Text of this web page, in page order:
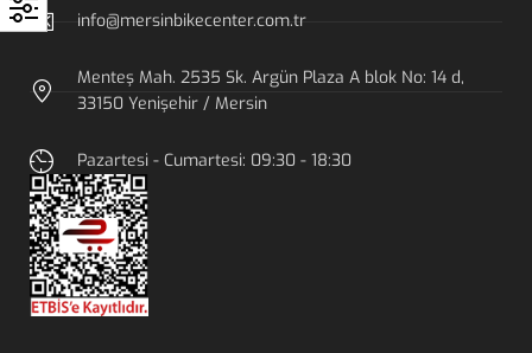
info@mersinbikecenter.com.tr
Menteş Mah. 2535 Sk. Argün Plaza A blok No: 14 d,
33150 Yenişehir / Mersin
Pazartesi - Cumartesi: 09:30 - 18:30